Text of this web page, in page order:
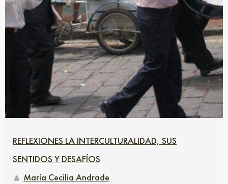
REFLEXIONES LA INTERCULTURALIDAD, SUS
SENTIDOS Y DESAFÍOS
María Cecilia Andrade